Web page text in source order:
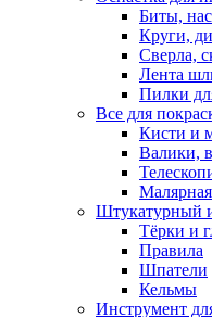
Биты,
Круги,
Сверла,
Лента
Пилки
Все для
Кисти и
Валики,
Штукатурный
Тёрки и
Правила
Шпатели
Кельмы
Инструмент